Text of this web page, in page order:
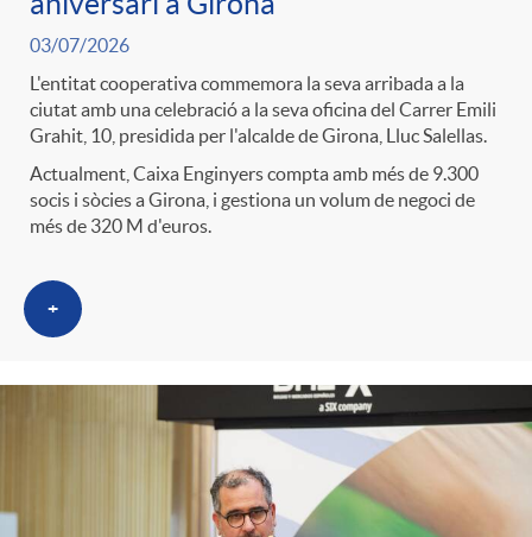
03/07/2026
L'entitat cooperativa commemora la seva arribada a la
ciutat amb una celebració a la seva oficina del Carrer Emili
Grahit, 10, presidida per l'alcalde de Girona, Lluc Salellas.
Actualment, Caixa Enginyers compta amb més de 9.300
socis i sòcies a Girona, i gestiona un volum de negoci de
més de 320 M d'euros.
+